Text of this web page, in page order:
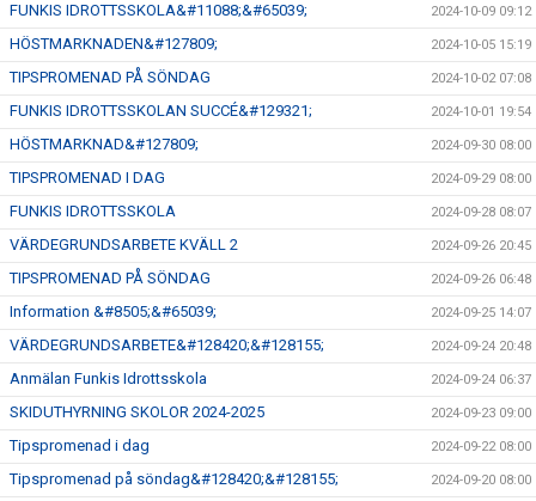
FUNKIS IDROTTSSKOLA&#11088;&#65039; 2024-10-09 09:12
HÖSTMARKNADEN&#127809; 2024-10-05 15:19
TIPSPROMENAD PÅ SÖNDAG 2024-10-02 07:08
FUNKIS IDROTTSSKOLAN SUCCÉ&#129321; 2024-10-01 19:54
HÖSTMARKNAD&#127809; 2024-09-30 08:00
TIPSPROMENAD I DAG 2024-09-29 08:00
FUNKIS IDROTTSSKOLA 2024-09-28 08:07
VÄRDEGRUNDSARBETE KVÄLL 2 2024-09-26 20:45
TIPSPROMENAD PÅ SÖNDAG 2024-09-26 06:48
Information &#8505;&#65039; 2024-09-25 14:07
VÄRDEGRUNDSARBETE&#128420;&#128155; 2024-09-24 20:48
Anmälan Funkis Idrottsskola 2024-09-24 06:37
SKIDUTHYRNING SKOLOR 2024-2025 2024-09-23 09:00
Tipspromenad i dag 2024-09-22 08:00
Tipspromenad på söndag&#128420;&#128155; 2024-09-20 08:00